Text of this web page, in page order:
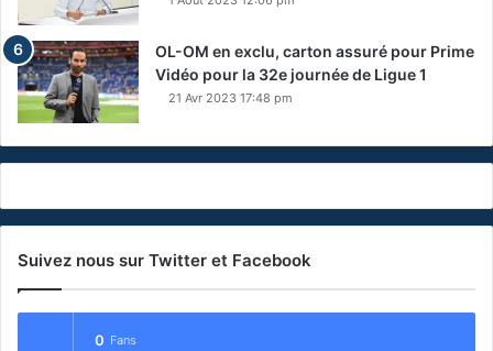
OL-OM en exclu, carton assuré pour Prime
Vidéo pour la 32e journée de Ligue 1
21 Avr 2023 17:48 pm
Suivez nous sur Twitter et Facebook
0 Fans